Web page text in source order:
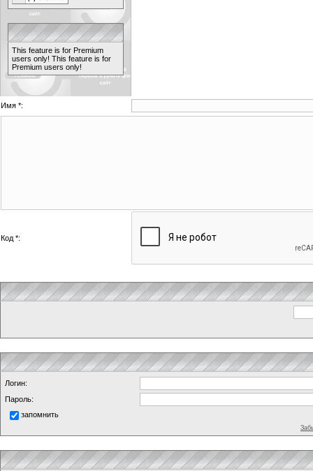
This feature is for Premium
users only! This feature is for
Premium users only!
Имя *:
Код *:
Логин:
Пароль:
запомнить